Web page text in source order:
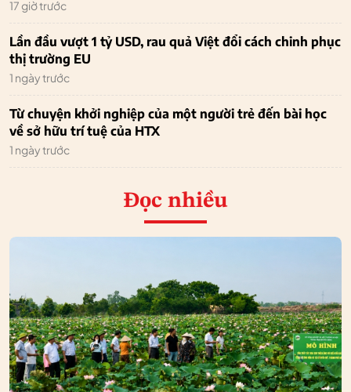
17 giờ trước
Lần đầu vượt 1 tỷ USD, rau quả Việt đổi cách chinh phục
thị trường EU
1 ngày trước
Từ chuyện khởi nghiệp của một người trẻ đến bài học
về sở hữu trí tuệ của HTX
1 ngày trước
Đọc nhiều